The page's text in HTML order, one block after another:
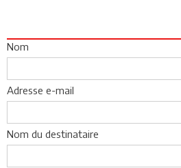
Nom
Adresse e-mail
Nom du destinataire